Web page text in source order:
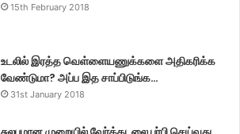
15th February 2018
உடலில் இரத்த வெள்ளையணுக்களை அதிகரிக்க
வேண்டுமா? அப்ப இத சாப்பிடுங்க…
31st January 2018